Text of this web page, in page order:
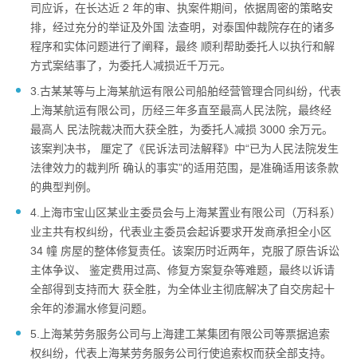
司应诉，在长达近 2 年的审、执案件期间，依据周密的策略安
排，经过充分的举证及外国 法查明，对泰国仲裁院存在的诸多
程序和实体问题进行了阐释，最终 顺利帮助委托人以执行和解
方式案结事了，为委托人减损近千万元。
3.古某某等与上海某航运有限公司船舶经营管理合同纠纷，代表
上海某航运有限公司，历经三年多直至最高人民法院，最终经
最高人 民法院裁决而大获全胜，为委托人减损 3000 余万元。
该案判决书， 厘定了《民诉法司法解释》中“已为人民法院发生
法律效力的裁判所 确认的事实”的适用范围，是准确适用该条款
的典型判例。
4.上海市宝山区某业主委员会与上海某置业有限公司（万科系）
业主共有权纠纷，代表业主委员会起诉要求开发商承担全小区
34 幢 房屋的整体修复责任。该案历时近两年，克服了原告诉讼
主体争议、 鉴定费用过高、修复方案复杂等难题，最终以诉请
全部得到支持而大 获全胜，为全体业主彻底解决了自交房起十
余年的渗漏水修复问题。
5.上海某劳务服务公司与上海建工某集团有限公司等票据追索
权纠纷，代表上海某劳务服务公司行使追索权而获全部支持。